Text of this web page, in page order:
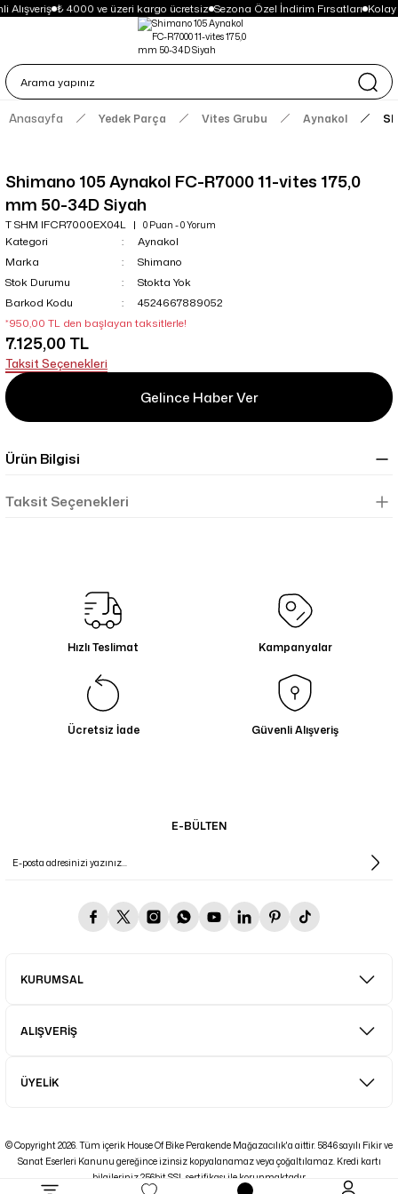
Alışveriş ₺ 4000 ve üzeri kargo ücretsiz Sezona Özel İndirim Fırsatları Kolay
Anasayfa Yedek Parça Vites Grubu Aynakol
Shimano 105 Aynakol FC-R7000 11-vites 175,0
mm 50-34D Siyah
T SHM IFCR7000EX04L 0 Puan - 0 Yorum
Kategori
Aynakol
Marka
Shimano
Stok Durumu
Stokta Yok
Barkod Kodu
4524667889052
*950,00 TL den başlayan taksitlerle!
7.125,00 TL
Taksit Seçenekleri
Gelince Haber Ver
Ürün Bilgisi
Taksit Seçenekleri
Hızlı Teslimat Kampanyalar
Ücretsiz İade Güvenli Alışveriş
E-BÜLTEN
KURUMSAL
ALIŞVERİŞ
ÜYELİK
© Copyright 2026. Tüm içerik House Of Bike Perakende Mağazacılık'a aittir. 5846 sayılı Fikir ve
Sanat Eserleri Kanunu gereğince izinsiz kopyalanamaz veya çoğaltılamaz. Kredi kartı
bilgileriniz 256bit SSL sertifikası ile korunmaktadır.